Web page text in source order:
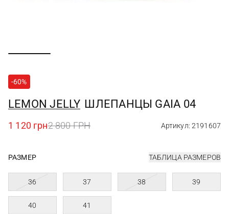
-60%
LEMON JELLY ШЛЕПАНЦЫ GAIA 04
1 120 грн2 800 ГРН Артикул: 2191607
РАЗМЕР ТАБЛИЦА РАЗМЕРОВ
36 37 38 39
40 41